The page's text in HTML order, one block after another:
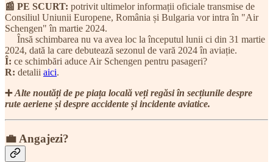
📰 PE SCURT: potrivit ultimelor informații oficiale transmise de
Consiliul Uniunii Europene, România și Bulgaria vor intra în "Air
Schengen" în martie 2024.
Însă schimbarea nu va avea loc la începutul lunii ci din 31 martie
2024, dată la care debutează sezonul de vară 2024 în aviație.
Î: ce schimbări aduce Air Schengen pentru pasageri?
R: detalii aici.
➕Alte noutăți de pe piața locală veți regăsi în secțiunile despre
rute aeriene și despre accidente și incidente aviatice.
💼 Angajezi?